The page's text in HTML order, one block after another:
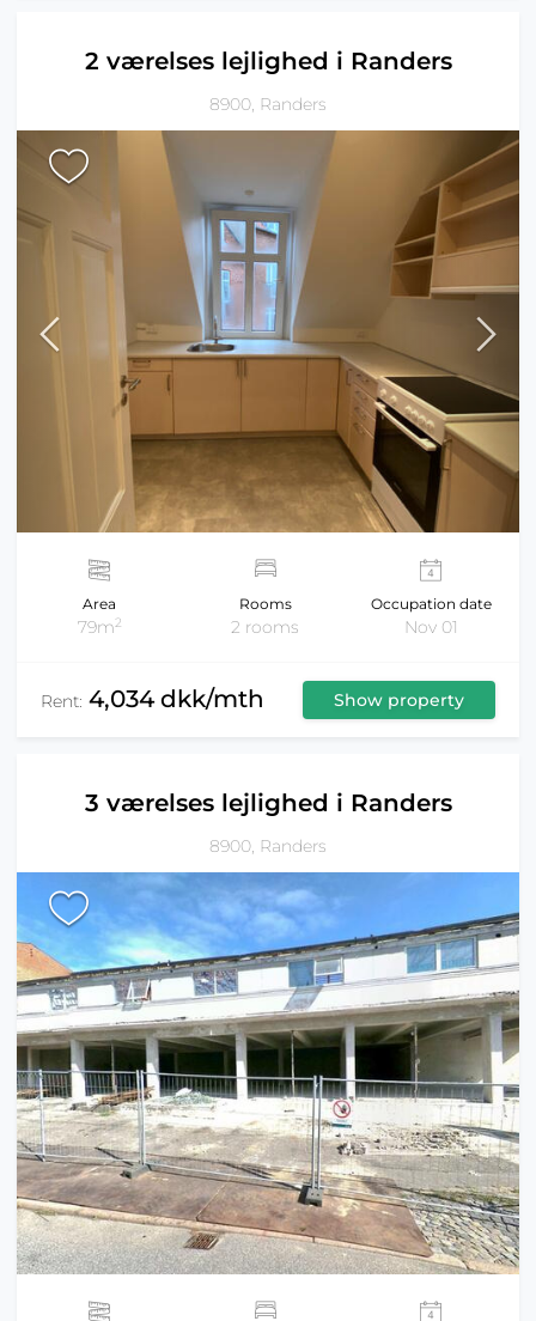
2 værelses lejlighed i Randers
8900, Randers
Area
79m2
Rooms
2 rooms
Occupation date
Nov 01
Rent: 4,034 dkk/mth Show property
3 værelses lejlighed i Randers
8900, Randers